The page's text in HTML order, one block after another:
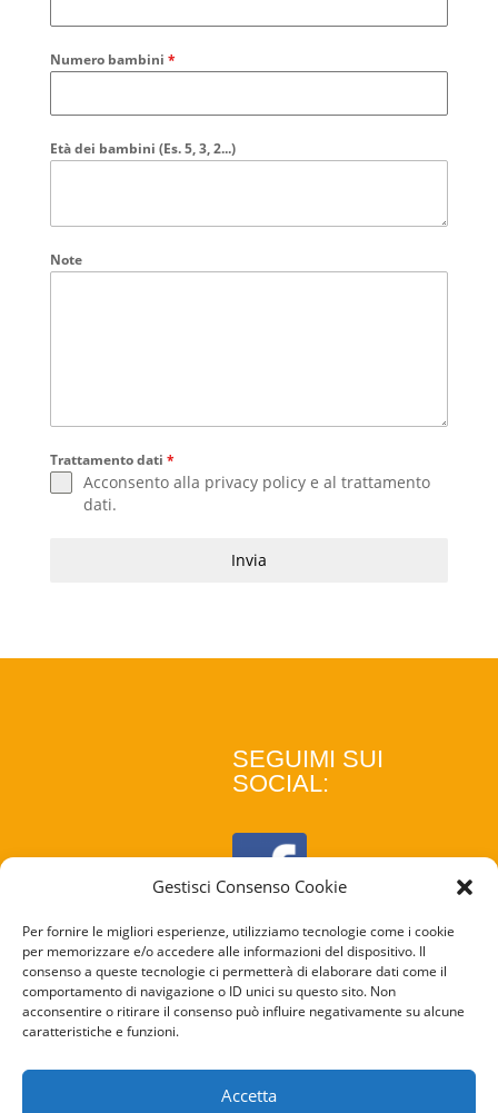
Gestisci Consenso Cookie
Per fornire le migliori esperienze, utilizziamo tecnologie come i cookie
per memorizzare e/o accedere alle informazioni del dispositivo. Il
consenso a queste tecnologie ci permetterà di elaborare dati come il
comportamento di navigazione o ID unici su questo sito. Non
acconsentire o ritirare il consenso può influire negativamente su alcune
caratteristiche e funzioni.
Accetta
Numero bambini *
Età dei bambini (Es. 5, 3, 2...)
Note
Trattamento dati *
Acconsento alla privacy policye al trattamento
dati.
Invia
SEGUIMI SUI
SOCIAL:
COOKIE
POLICY